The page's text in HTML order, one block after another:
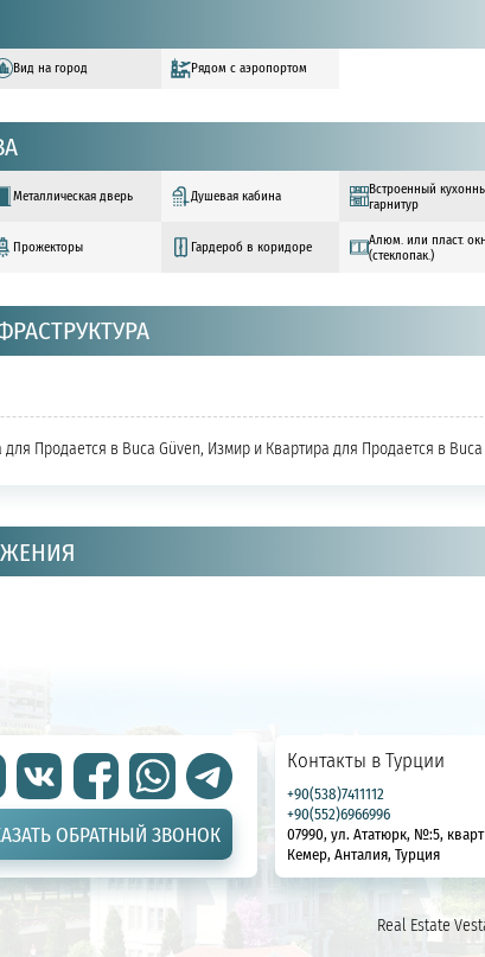
Вид на город Рядом с аэропортом
Металлическая дверь Душевая кабина
Встроенный
гарнитур
Прожекторы Гардероб в коридоре
Алюм. или пласт.
(стеклопак.)
для Продается в Buca Güven, Измир и Квартира для Продается в
ОБРАТНЫЙ ЗВОНОК
Контакты в Турции
+90(538)7411112
+90(552)6966996
07990, ул. Ататюрк, №:5,
Кемер, Анталия, Турция
Real Estate